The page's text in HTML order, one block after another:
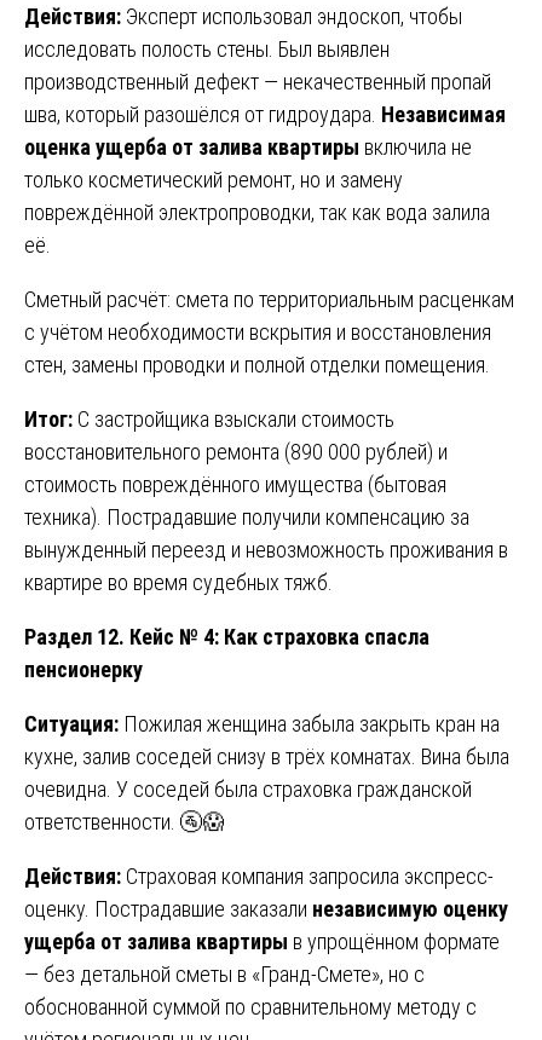
Действия: Эксперт использовал эндоскоп, чтобы
исследовать полость стены. Был выявлен
производственный дефект — некачественный пропай
шва, который разошёлся от гидроудара. Независимая
оценка ущерба от залива квартиры включила не
только косметический ремонт, но и замену
повреждённой электропроводки, так как вода залила
её.
Сметный расчёт: смета по территориальным расценкам
с учётом необходимости вскрытия и восстановления
стен, замены проводки и полной отделки помещения.
Итог: С застройщика взыскали стоимость
восстановительного ремонта (890 000 рублей) и
стоимость повреждённого имущества (бытовая
техника). Пострадавшие получили компенсацию за
вынужденный переезд и невозможность проживания в
квартире во время судебных тяжб.
Раздел 12. Кейс № 4: Как страховка спасла
пенсионерку
Ситуация: Пожилая женщина забыла закрыть кран на
кухне, залив соседей снизу в трёх комнатах. Вина была
очевидна. У соседей была страховка гражданской
ответственности. 🚰😱
Действия: Страховая компания запросила экспресс-
оценку. Пострадавшие заказали независимую оценку
ущерба от залива квартиры в упрощённом формате
— без детальной сметы в «Гранд-Смете», но с
обоснованной суммой по сравнительному методу с